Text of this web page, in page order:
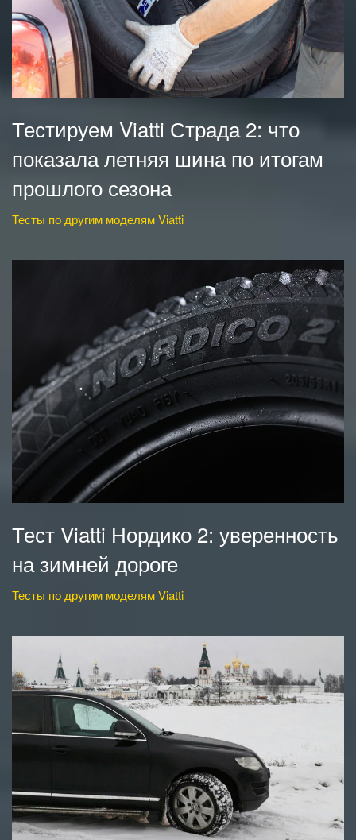
Тестируем Viatti Страда 2: что
показала летняя шина по итогам
прошлого сезона
Тесты по другим моделям Viatti
Тест Viatti Нордико 2: уверенность
на зимней дороге
Тесты по другим моделям Viatti